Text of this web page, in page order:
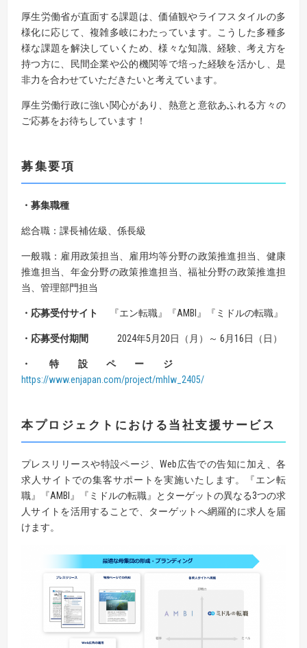
厚生労働省が直面する課題は、価値観やライフスタイルの多
様化に応じて、複雑多岐にわたっています。こうした多種多
様な課題を解決していくため、様々な知識、経験、考え方を
持つ方に、民間企業や公的機関等で培った経験を活かし、是
非力を合わせていただきたいと考えています。
厚生労働行政に強い関心があり、熱意と意欲あふれる方々の
ご応募をお待ちしています！
募集要項
・募集職種
総合職：課長補佐級、係長級
一般職：雇用政策担当、雇用均等分野の政策推進担当、健康
推進担当、年金分野の政策推進担当、福祉分野の政策推進担
当、管理部門担当
・応募受付サイト 『エン転職』『AMBI』『ミドルの転職』
・応募受付期間 2024年5月20日（月）～ 6月16日（日）
・特設ページ
https://www.enjapan.com/project/mhlw_2405/
本プロジェクトにおける当社支援サービス
プレスリリースや特設ページ、Web広告での告知に加え、各
求人サイトでの集客サポートを実施いたします。『エン転
職』『AMBI』『ミドルの転職』とターゲットの異なる3つの求
人サイトを活用することで、ターゲットへ網羅的に求人を届
けます。